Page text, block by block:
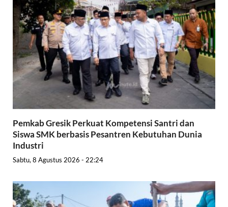
Pemkab Gresik Perkuat Kompetensi Santri dan
Siswa SMK berbasis Pesantren Kebutuhan Dunia
Industri
Sabtu, 8 Agustus 2026 - 22:24